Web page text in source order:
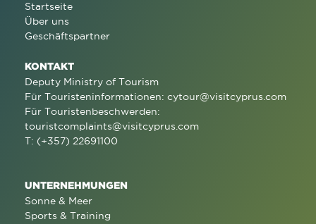
Startseite
Über uns
Geschäftspartner
KONTAKT
Deputy Ministry of Tourism
Für Touristeninformationen: cytour@visitcyprus.com
Für Touristenbeschwerden:
touristcomplaints@visitcyprus.com
T: (+357) 22691100
UNTERNEHMUNGEN
Sonne & Meer
Sports & Training